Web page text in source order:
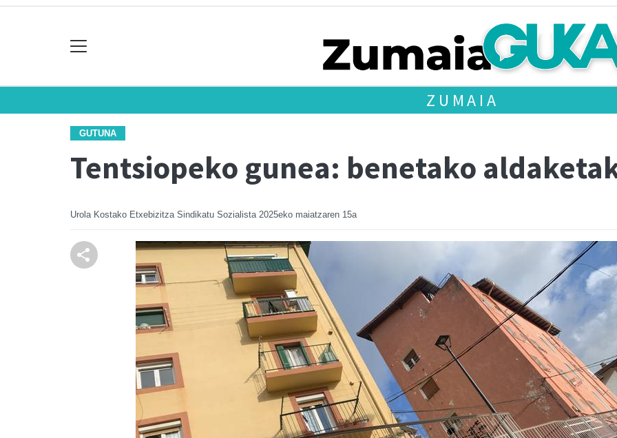
ZUMAIA
GUTUNA
Tentsiopeko gunea: benetako
Urola Kostako Etxebizitza Sindikatu Sozialista 2025eko maiatzaren 15a